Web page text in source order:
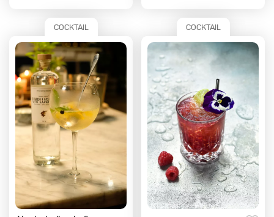
COCKTAIL COCKTAIL